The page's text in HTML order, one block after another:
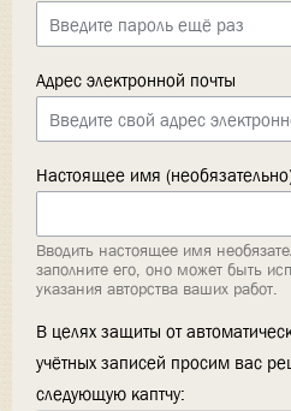
Адрес электронной почты
Настоящее имя
Вводить настоящее имя
заполните его, оно может быть
указания авторства ваших работ.
В целях защиты от
учётных записей просим вас
следующую каптчу: